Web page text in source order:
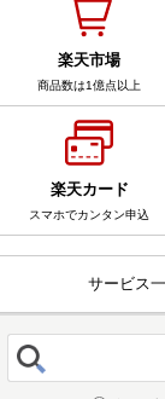
楽天市場
商品数は1億点以上
楽天カード
スマホでカンタン申込
サービス